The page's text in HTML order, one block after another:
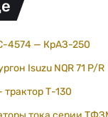
4574 — КрАЗ-250
Isuzu NQR 71 P/R
трактор Т-130